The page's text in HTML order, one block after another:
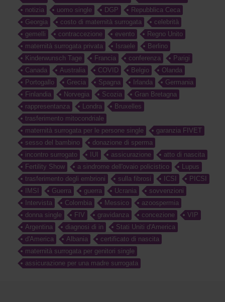
notizia
uomo single DGP
Repubblica Ceca
Georgia
costo di maternità surrogata
celebrità
gemelli
contraccezione evento
Regno Unito
maternità surrogata privata
Israele
Berlino
Kinderwunsch Tage
Francia conferenza
Parigi
Canada
Australia COVID Belgio
Olanda
Portogallo
Grecia Spagna Irlanda
Germania
Finlandia
Norvegia Scozia
Gran Bretagna
rappresentanza
Londra
Bruxelles
trasferimento mitocondriale
maternità surrogata per le persone single
garanzia FIVET
sesso del bambino
donazione di sperma
incontro surrogato
IUI assicurazione
atto di nascita
Fertility Show
a sindrome dell'ovaio policistico
Lupus
trasferimento degli embrioni
sulla fibrosi ICSI
PICSI
IMSI
Guerra guerra Ucrania
sovvenzioni
Intervista
Colombia Messico
azoospermia
donna single
FIV gravidanza concezione
VIP
Argentina
diagnosi di in
Stati Uniti d'America
d'America
Albania
certificato di nascita
maternità surrogata per genitori single
assicurazione per una madre surrogata